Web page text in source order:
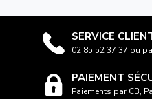
SERVICE
02 85 52 37 37 ou
PAIEMENT
Paiements par CB,